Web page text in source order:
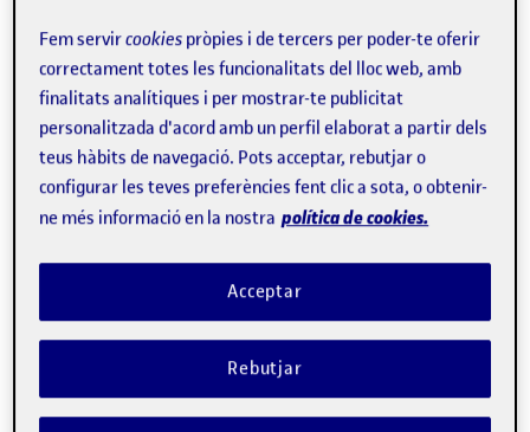
la identitat, característics del segle XX.
Al mateix temps presta atenció a les relacions, sovint
ambigües, entre modernitat i tradició, espai i cultura, i al
pluralisme característic del nostre temps.
processos culturals i les condicions sociohistòriques de la
seva producció, adquireix una mirada crítica i profunda
sobre la cultura contemporània.
Fem servircookies pròpies i de tercers per poder-te oferir
correctament totes les funcionalitats del lloc web, amb
finalitats analítiques i per mostrar-te publicitat
personalitzada d'acord amb un perfil elaborat a partir dels
teus hàbits de navegació. Pots acceptar, rebutjar o
configurar les teves preferències fent clic a sota, o obtenir-
ne més informació en la nostra política de cookies.
Rebutjar
Acceptar